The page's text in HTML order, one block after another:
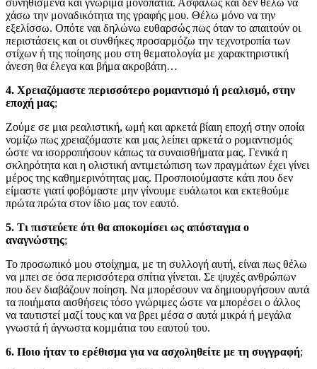
συνηθισμένα και γνώριμα μονοπάτια. Ασφαλώς και δεν θέλω να
χάσω την μοναδικότητα της γραφής μου. Θέλω μόνο να την
εξελίσσω. Οπότε ναι δηλώνω ευθαρσώς πως όταν το απαιτούν οι
περιστάσεις και οι συνθήκες προσαρμόζω την τεχνοτροπία των
στίχων ή της ποίησης μου στη θεματολογία με χαρακτηριστική
άνεση θα έλεγα και βήμα ακροβάτη…
4. Χρειαζόμαστε περισσότερο ρομαντισμό ή ρεαλισμό, στην
εποχή μας;
Ζούμε σε μια ρεαλιστική, ωμή και αρκετά βίαιη εποχή στην οποία
νομίζω πως χρειαζόμαστε και μας λείπει αρκετά ο ρομαντισμός
ώστε να ισορροπήσουν κάπως τα συναισθήματα μας. Γενικά η
σκληρότητα και η ολιστική αντιμετώπιση των πραγμάτων έχει γίνει
μέρος της καθημερινότητας μας. Προσποιούμαστε κάτι που δεν
είμαστε γιατί φοβόμαστε μην γίνουμε ευάλωτοι και εκτεθούμε
πρώτα πρώτα στον ίδιο μας τον εαυτό.
5. Τι πιστεύετε ότι θα αποκομίσει ως απόσταγμα ο
αναγνώστης;
Το προσωπικό μου στοίχημα, με τη συλλογή αυτή, είναι πως θέλω
να μπει σε όσα περισσότερα σπίτια γίνεται. Σε ψυχές ανθρώπων
που δεν διαβάζουν ποίηση. Να μπορέσουν να δημιουργήσουν αυτά
τα ποιήματα αισθήσεις τόσο γνώριμες ώστε να μπορέσει ο άλλος
να ταυτιστεί μαζί τους και να βρει μέσα σ αυτά μικρά ή μεγάλα
γνωστά ή άγνωστα κομμάτια του εαυτού του.
6. Ποιο ήταν το ερέθισμα για να ασχοληθείτε με τη συγγραφή;